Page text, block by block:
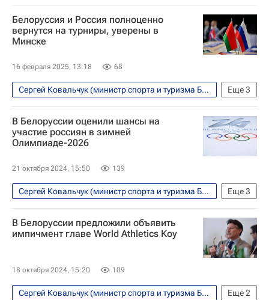
Белоруссия и Россия полноценно
вернутся на турниры, уверены в
Минске
16 февраля 2025, 13:18 68
Еще3
Сергей Ковальчук (министр спорта и туризма Белоруссии)
Спорт
Олимпийские игры Вокруг спорта
В Белоруссии оценили шансы на
участие россиян в зимней
Олимпиаде-2026
21 октября 2024, 15:50 139
Еще3
Сергей Ковальчук (министр спорта и туризма Белоруссии)
Спорт
Олимпийские игры
Зимние Олимпийские игры 2026
В Белоруссии предложили объявить
импичмент главе World Athletics Коу
18 октября 2024, 15:20 109
Еще2
Сергей Ковальчук (министр спорта и туризма Белоруссии)